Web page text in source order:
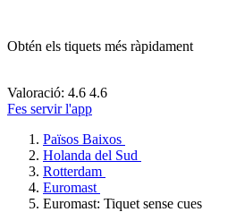
Obtén els tiquets més ràpidament
Valoració: 4.6 4.6
Fes servir l'app
Països Baixos
Holanda del Sud
Rotterdam
Euromast
Euromast: Tiquet sense cues